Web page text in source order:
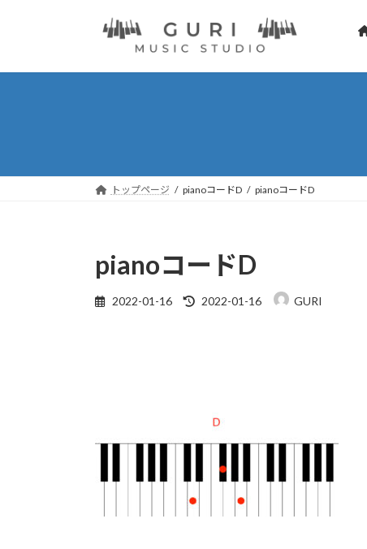
トップページ pianoコードD pianoコードD
pianoコードD
2022-01-16
最
2022-01-16 GURI